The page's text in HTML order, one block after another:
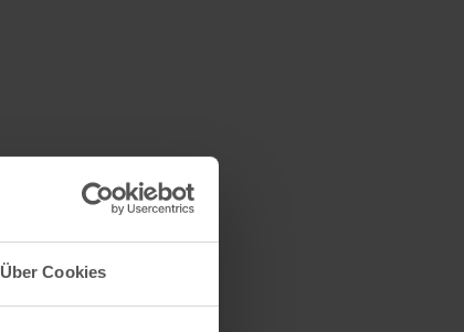
Über Cookies